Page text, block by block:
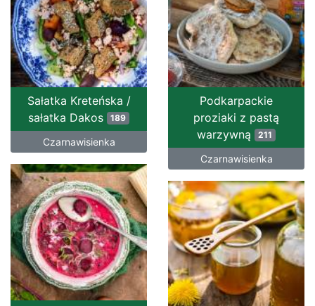
Sałatka Kreteńska /
sałatka Dakos 189
Czarnawisienka
Podkarpackie
proziaki z pastą
warzywną 211
Czarnawisienka